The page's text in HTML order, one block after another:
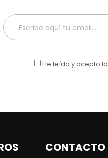
He leído y acepto la
CONTACTO